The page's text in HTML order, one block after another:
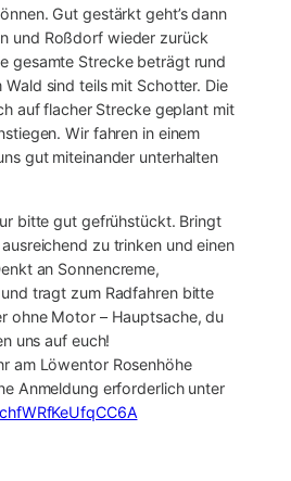
Gut gestärkt geht’s dann
und Roßdorf wieder zurück
gesamte Strecke beträgt rund
Wald sind teils mit Schotter. Die
auf flacher Strecke geplant mit
Wir fahren in einem
gut miteinander unterhalten
bitte gut gefrühstückt. Bringt
zu trinken und einen
an Sonnencreme,
tragt zum Radfahren bitte
ohne Motor – Hauptsache, du
uns auf euch!
am Löwentor Rosenhöhe
Anmeldung erforderlich unter